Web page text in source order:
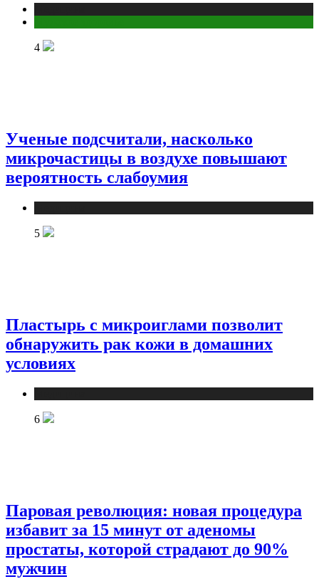
4
Ученые подсчитали, насколько
микрочастицы в воздухе повышают
вероятность слабоумия
5
Пластырь с микроиглами позволит
обнаружить рак кожи в домашних
условиях
6
Паровая революция: новая процедура
избавит за 15 минут от аденомы
простаты, которой страдают до 90%
мужчин